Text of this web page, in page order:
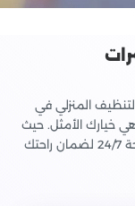
المنزلي في
هي خيارك الأمثل. حيث
نتميز بجودة عالية، تقنيات متطورة، وخدمة متاحة 24/7 لضمان راحتك